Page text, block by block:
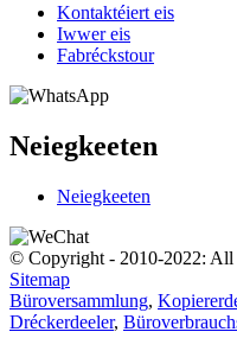
Kontaktéiert eis
Iwwer eis
Fabréckstour
Neiegkeeten
Neiegkeeten
© Copyright - 2010-2022: All
Sitemap
Büroversammlung,
Dréckerdeeler,